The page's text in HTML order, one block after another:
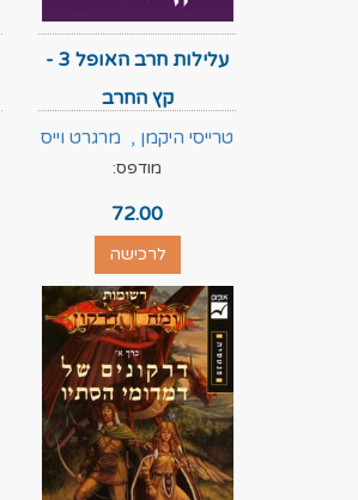
עלילות חרב האופל 3 -
קץ החרב
טרייסי היקמן , מרגרט וייס
מודפס:
72.00
לרכישה